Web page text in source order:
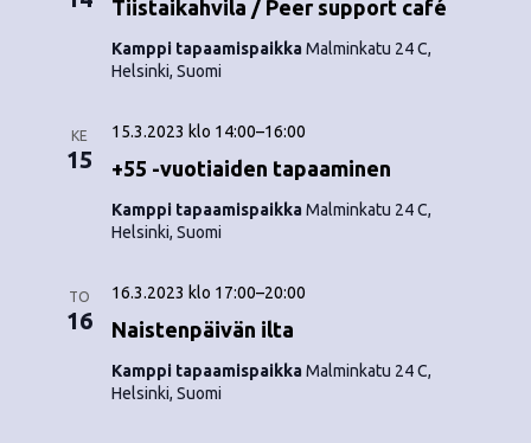
Tiistaikahvila / Peer support café
Kamppi tapaamispaikkaMalminkatu 24 C,
Helsinki, Suomi
KE
15 +55 -vuotiaiden tapaaminen
15.3.2023 klo 14:00–16:00
Kamppi tapaamispaikkaMalminkatu 24 C,
Helsinki, Suomi
TO
16 Naistenpäivän ilta
16.3.2023 klo 17:00–20:00
Kamppi tapaamispaikkaMalminkatu 24 C,
Helsinki, Suomi